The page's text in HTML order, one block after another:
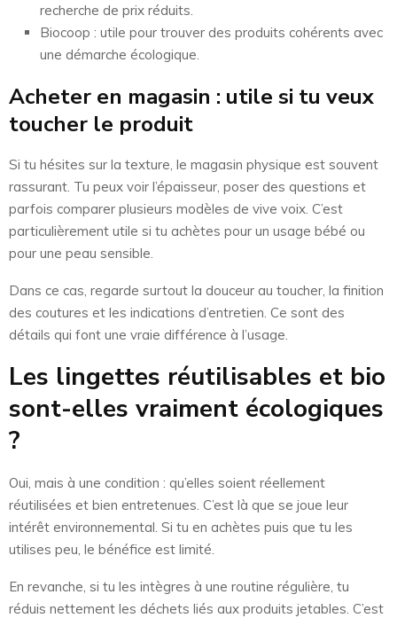
recherche de prix réduits.
Biocoop : utile pour trouver des produits cohérents avec
une démarche écologique.
Acheter en magasin : utile si tu veux
toucher le produit
Si tu hésites sur la texture, le magasin physique est souvent
rassurant. Tu peux voir l’épaisseur, poser des questions et
parfois comparer plusieurs modèles de vive voix. C’est
particulièrement utile si tu achètes pour un usage bébé ou
pour une peau sensible.
Dans ce cas, regarde surtout la douceur au toucher, la finition
des coutures et les indications d’entretien. Ce sont des
détails qui font une vraie différence à l’usage.
Les lingettes réutilisables et bio
sont-elles vraiment écologiques
?
Oui, mais à une condition : qu’elles soient réellement
réutilisées et bien entretenues. C’est là que se joue leur
intérêt environnemental. Si tu en achètes puis que tu les
utilises peu, le bénéfice est limité.
En revanche, si tu les intègres à une routine régulière, tu
réduis nettement les déchets liés aux produits jetables. C’est